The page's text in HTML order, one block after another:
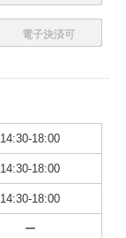
電子決済可
14:30-18:00
14:30-18:00
14:30-18:00
ー